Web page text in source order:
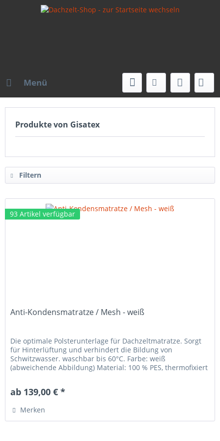
Menü
Produkte von Gisatex
Filtern
93 Artikel verfügbar
Anti-Kondensmatratze / Mesh - weiß
Die optimale Polsterunterlage für Dachzeltmatratze. Sorgt
für Hinterlüftung und verhindert die Bildung von
Schwitzwasser. waschbar bis 60°C. Farbe: weiß
(abweichende Abbildung) Material: 100 % PES, thermofixiert
ab 139,00 € *
Merken